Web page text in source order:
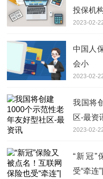
投保机
2023-02-
中国人
会小
2023-02-
我国将
区-最资
2023-02-
“新冠”
受“牵连